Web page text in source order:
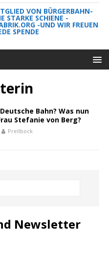
VON BÜRGERBAHN-
STARKE SCHIENE -
-UND WIR FREUEN
SPENDE
Bahn? Was nun
Stefanie von Berg?
Prellbock
Newsletter